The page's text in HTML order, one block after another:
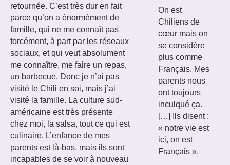
On est
Chiliens de
cœur mais on
se considère
plus comme
Français. Mes
parents nous
ont toujours
inculqué ça.
[…] Ils disent :
« notre vie est
ici, on est
Français ».
retournée. C’est très dur en fait
parce qu’on a énormément de
famille, qui ne me connaît pas
forcément, à part par les réseaux
sociaux, et qui veut absolument
me connaître, me faire un repas,
un barbecue. Donc je n’ai pas
visité le Chili en soi, mais j’ai
visité la famille. La culture sud-
américaine est très présente
chez moi, la salsa, tout ce qui est
culinaire. L’enfance de mes
parents est là-bas, mais ils sont
incapables de se voir à nouveau